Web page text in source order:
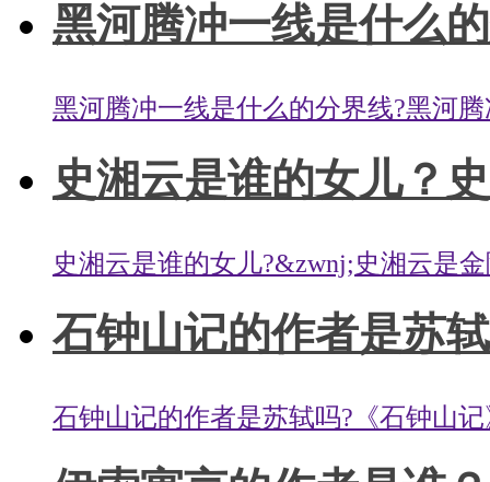
黑河腾冲一线是什么
黑河腾冲一线是什么的分界线?黑河
史湘云是谁的女儿？
史湘云是谁的女儿?&zwnj;史湘云是
石钟山记的作者是苏
石钟山记的作者是苏轼吗?《石钟山